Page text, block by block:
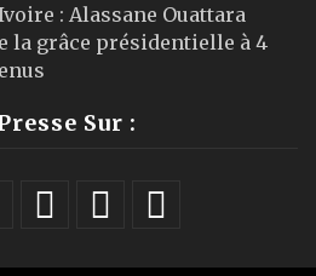
: Alassane Ouattara
la grâce présidentielle à 4
Sur :